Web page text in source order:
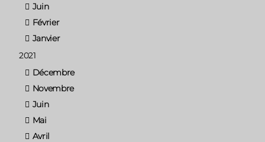
Juin
Février
Janvier
2021
Décembre
Novembre
Juin
Mai
Avril